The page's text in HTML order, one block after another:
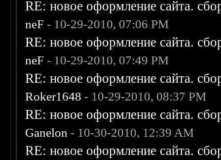
RE: новое оформление сайта.
neF - 10-29-2010, 07:06 PM
RE: новое оформление сайта.
neF - 10-29-2010, 07:49 PM
RE: новое оформление сайта.
Roker1648 - 10-29-2010, 08:37 PM
RE: новое оформление сайта.
Ganelon - 10-30-2010, 12:39 AM
RE: новое оформление сайта.